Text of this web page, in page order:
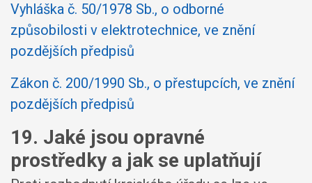
Vyhláška č. 50/1978 Sb., o odborné
způsobilosti v elektrotechnice, ve znění
pozdějších předpisů
Zákon č. 200/1990 Sb., o přestupcích, ve znění
pozdějších předpisů
19. Jaké jsou opravné
prostředky a jak se uplatňují